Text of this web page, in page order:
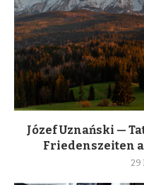
Józef Uznański —
Friedenszeiten
29